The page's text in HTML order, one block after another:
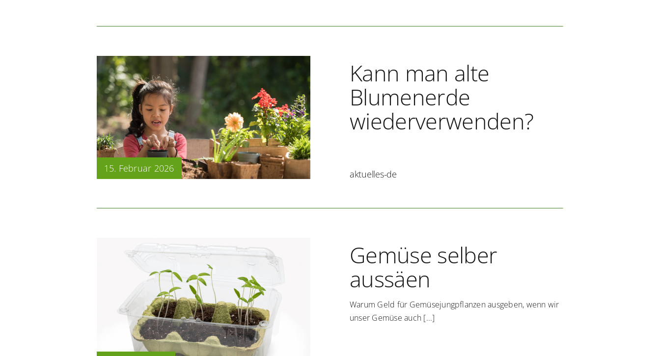
15. Februar 2026
Kann man alte
Blumenerde
wiederverwenden?
aktuelles-de
Gemüse selber
aussäen
Warum Geld für Gemüsejungpflanzen ausgeben, wenn wir
unser Gemüse auch [...]